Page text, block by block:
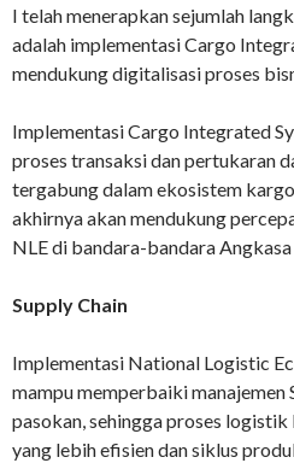
I telah menerapkan sejumlah
adalah implementasi Cargo
mendukung digitalisasi proses
Implementasi Cargo Integrated
proses transaksi dan pertukaran
tergabung dalam ekosistem
akhirnya akan mendukung
NLE di bandara-bandara Angkasa
Supply Chain
Implementasi National Logistic
mampu memperbaiki manajemen
pasokan, sehingga proses
yang lebih efisien dan siklus